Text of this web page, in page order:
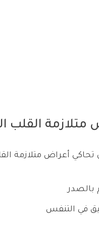
متلازمة القلب
تحاكي أعراض متلازمة
بالصدر
في التنفس